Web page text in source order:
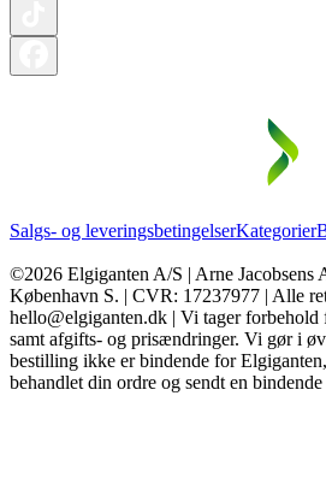
Salgs- og leveringsbetingelserKategorier
©2026 Elgiganten A/S | Arne Jacobsens
København S. | CVR: 17237977 | Alle
hello@elgiganten.dk | Vi tager
samt afgifts- og prisændringer. Vi gør i
bestilling ikke er bindende for
behandlet din ordre og sendt en